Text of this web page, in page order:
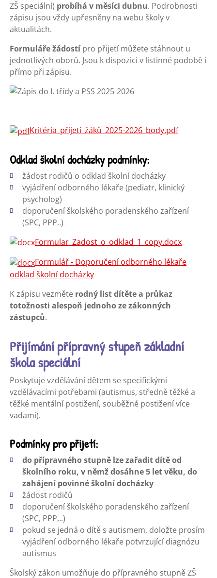
ZŠ speciální) probíhá v měsíci dubnu. Podrobnosti
zápisu jsou vždy upřesněny na webu školy v
aktualitách.
Formuláře žádostípro přijetí můžete stáhnout u
jednotlivých oborů. Jsou k dispozici v listinné podobě i
přímo při zápisu.
Kritéria_přijetí_žáků_2025-2026_body.pdf
Odklad školní docházky podmínky:
žádost rodičů o odklad školní docházky
vyjádření odborného lékaře (pediatr, klinický
psycholog)
doporučení školského poradenského zařízení
(SPC, PPP..)
Formular_Zadost_o_odklad_1_copy.docx
Formulář - Doporučení odborného lékaře
odklad školní docházky
K zápisu vezměte rodný list dítěte a průkaz
totožnosti alespoň jednoho ze zákonných
zástupců.
Přijímání přípravný stupeň základní
škola speciální
Poskytuje vzdělávání dětem se specifickými
vzdělávacími potřebami (autismus, středně těžké a
těžké mentální postižení, souběžné postižení více
vadami).
Podmínky pro přijetí:
do přípravného stupně lze zařadit dítě od
školního roku, v němž dosáhne 5 let věku, do
zahájení povinné školní docházky
žádost rodičů
doporučení školského poradenského zařízení
(SPC, PPP,..)
pokud se jedná o dítě s autismem, doložte prosím
vyjádření odborného lékaře potvrzující diagnózu
autismus
Školský zákon umožňuje do přípravného stupně ZŠ